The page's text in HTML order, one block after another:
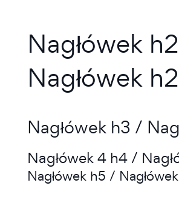
Nagłówek
Nagłówek h2
Nagłówek h3 /
Nagłówek 4 h4 /
Nagłówek h5 /